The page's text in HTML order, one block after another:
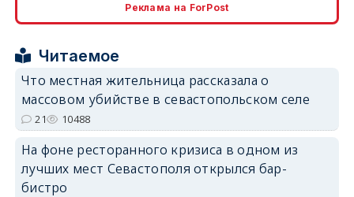
erid: 2SDnjcrDNw6
erid: 2SDnjdPjgYS
Реклама на ForPost
Читаемое
Что местная жительница рассказала о
массовом убийстве в севастопольском селе
21 10488
На фоне ресторанного кризиса в одном из
лучших мест Севастополя открылся бар-
бистро